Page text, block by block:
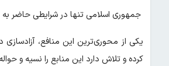
جمهوری اسلامی تنها در شرایطی حاضر
یکی از محوری‌ترین این منافع، آزادسازی
کرده و تلاش دارد این منابع را نسیه و